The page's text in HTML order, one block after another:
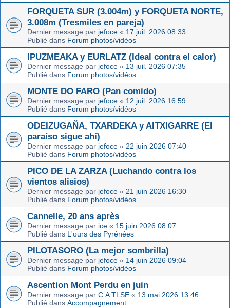
FORQUETA SUR (3.004m) y FORQUETA NORTE,
3.008m (Tresmiles en pareja)
Dernier message par jefoce « 17 juil. 2026 08:33
Publié dans Forum photos/vidéos
IPUZMEAKA y EURLATZ (Ideal contra el calor)
Dernier message par jefoce « 13 juil. 2026 07:35
Publié dans Forum photos/vidéos
MONTE DO FARO (Pan comido)
Dernier message par jefoce « 12 juil. 2026 16:59
Publié dans Forum photos/vidéos
ODEIZUGAÑA, TXARDEKA y AITXIGARRE (El
paraíso sigue ahí)
Dernier message par jefoce « 22 juin 2026 07:40
Publié dans Forum photos/vidéos
PICO DE LA ZARZA (Luchando contra los
vientos alisios)
Dernier message par jefoce « 21 juin 2026 16:30
Publié dans Forum photos/vidéos
Cannelle, 20 ans après
Dernier message par ice « 15 juin 2026 08:07
Publié dans L'ours des Pyrénées
PILOTASORO (La mejor sombrilla)
Dernier message par jefoce « 14 juin 2026 09:04
Publié dans Forum photos/vidéos
Ascention Mont Perdu en juin
Dernier message par C.A TLSE « 13 mai 2026 13:46
Publié dans Accompagnement